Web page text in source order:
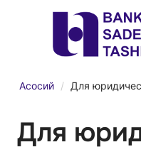
Асосий / Для
Для